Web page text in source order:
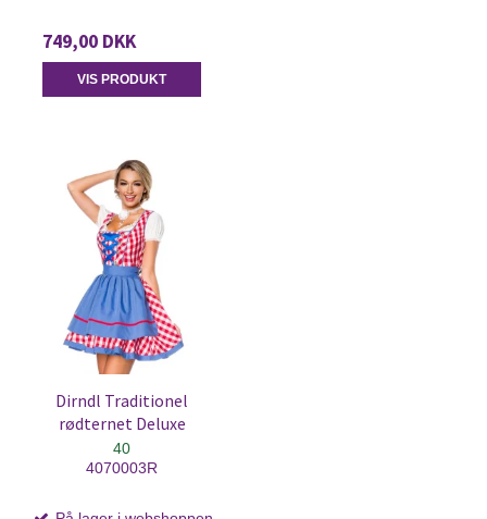
749,00 DKK
VIS PRODUKT
Dirndl Traditionel
rødternet Deluxe
40
4070003R